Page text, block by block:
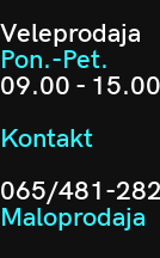
Veleprodaja
Pon.-Pet.
09.00 - 15.00
Kontakt
065/481-282
Maloprodaja